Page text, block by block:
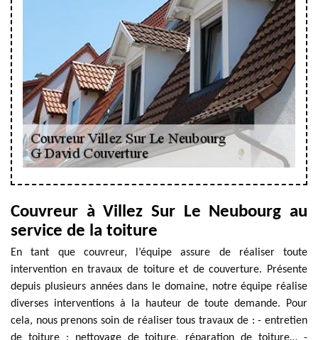
Couvreur à Villez Sur Le Neubourg au
service de la toiture
En tant que couvreur, l’équipe assure de réaliser toute
intervention en travaux de toiture et de couverture. Présente
depuis plusieurs années dans le domaine, notre équipe réalise
diverses interventions à la hauteur de toute demande. Pour
cela, nous prenons soin de réaliser tous travaux de : - entretien